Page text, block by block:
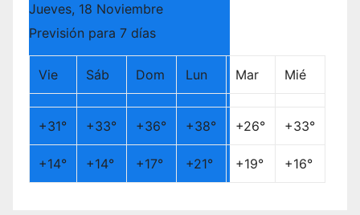
Jueves, 18 Noviembre
Previsión para 7 días
Vie Sáb Dom Lun Mar Mié
+31° +33° +36° +38° +26° +33°
+14° +14° +17° +21° +19° +16°